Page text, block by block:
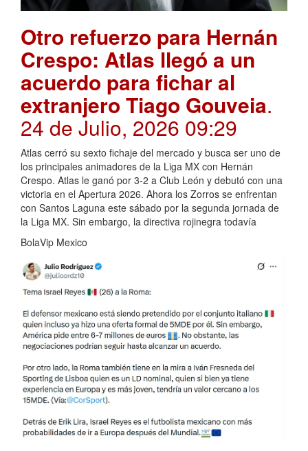
Otro refuerzo para Hernán
Crespo: Atlas llegó a un
acuerdo para fichar al
extranjero Tiago Gouveia.
24 de Julio, 2026 09:29
Atlas cerró su sexto fichaje del mercado y busca ser uno de
los principales animadores de la Liga MX con Hernán
Crespo. Atlas le ganó por 3-2 a Club León y debutó con una
victoria en el Apertura 2026. Ahora los Zorros se enfrentan
con Santos Laguna este sábado por la segunda jornada de
la Liga MX. Sin embargo, la directiva rojinegra todavía
BolaVip Mexico